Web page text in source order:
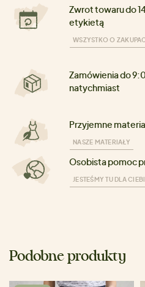
Zwrot towaru do
etykietą
WSZYSTKO O
Zamówienia do
natychmiast
Przyjemne
NASZE MATERIAŁY
Osobista pomoc
JESTEŚMY TU DLA
Podobne produkty